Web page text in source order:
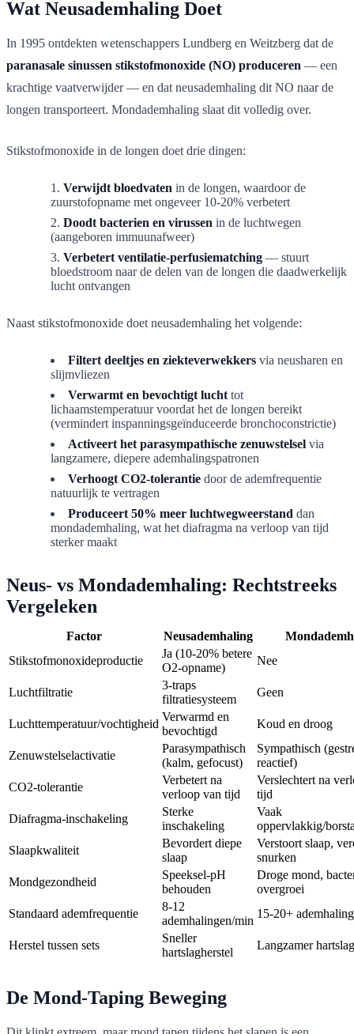
Wat Neusademhaling Doet
In 1995 ontdekten wetenschappers Lundberg en Weitzberg dat de
paranasale sinussen stikstofmonoxide (NO) produceren — een
krachtige vaatverwijder — en dat neusademhaling dit NO naar de
longen transporteert. Mondademhaling slaat dit volledig over.
Stikstofmonoxide in de longen doet drie dingen:
Verwijdt bloedvaten in de longen, waardoor de
zuurstofopname met ongeveer 10-20% verbetert
Doodt bacterien en virussen in de luchtwegen
(aangeboren immuunafweer)
Verbetert ventilatie-perfusiematching — stuurt
bloedstroom naar de delen van de longen die daadwerkelijk
lucht ontvangen
Naast stikstofmonoxide doet neusademhaling het volgende:
Filtert deeltjes en ziekteverwekkers via neusharen en
slijmvliezen
Verwarmt en bevochtigt lucht tot
lichaamstemperatuur voordat het de longen bereikt
(vermindert inspanningsgeïnduceerde bronchoconstrictie)
Activeert het parasympathische zenuwstelsel via
langzamere, diepere ademhalingspatronen
Verhoogt CO2-tolerantie door de ademfrequentie
natuurlijk te vertragen
Produceert 50% meer luchtwegweerstand dan
mondademhaling, wat het diafragma na verloop van tijd
sterker maakt
Neus- vs Mondademhaling: Rechtstreeks
Vergeleken
Factor Neusademhaling
Stikstofmonoxideproductie
Ja (10-20% betere
O2-opname)
Nee
Luchtfiltratie
3-traps
filtratiesysteem
Geen
Luchttemperatuur/vochtigheid
Verwarmd en
bevochtigd
Koud en droog
Zenuwstelselactivatie
Parasympathisch
(kalm, gefocust)
Sympathisch
reactief)
CO2-tolerantie
Verbetert na
verloop van tijd
Verslechtert na
tijd
Diafragma-inschakeling
Sterke
inschakeling
Vaak
oppervlakkig/
Slaapkwaliteit
Bevordert diepe
slaap
Verstoort slaap,
snurken
Mondgezondheid
Speeksel-pH
behouden
Droge mond,
overgroei
Standaard ademfrequentie
8-12
ademhalingen/min
15-20+
Herstel tussen sets
Sneller
hartslagherstel
Langzamer
De Mond-Taping Beweging